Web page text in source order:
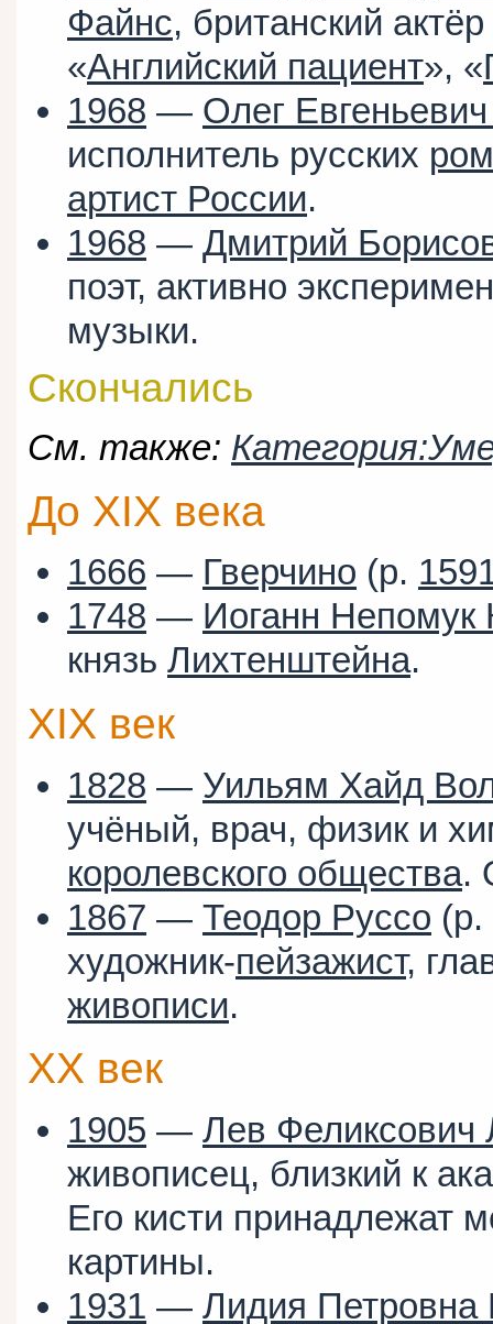
Файнс, британский
«Английский пациент», «
1968 — Олег
исполнитель русских
артист России.
1968 — Дмитрий
поэт, активно
музыки.
Скончались
См. также:
До XIX века
1666 — Гверчино (р.
1748 — Иоганн Непомук
князь Лихтенштейна.
XIX век
1828 — Уильям Хайд
учёный, врач, физик и
королевского общества.
1867 — Теодор Руссо (р.
художник-пейзажист,
живописи.
XX век
1905 — Лев Феликсович
живописец, близкий к
Его кисти принадлежат
картины.
1931 — Лидия Петровна